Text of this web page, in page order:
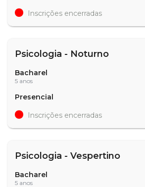
Inscrições encerradas
Psicologia - Noturno
Bacharel
5 anos
Presencial
Inscrições encerradas
Psicologia - Vespertino
Bacharel
5 anos